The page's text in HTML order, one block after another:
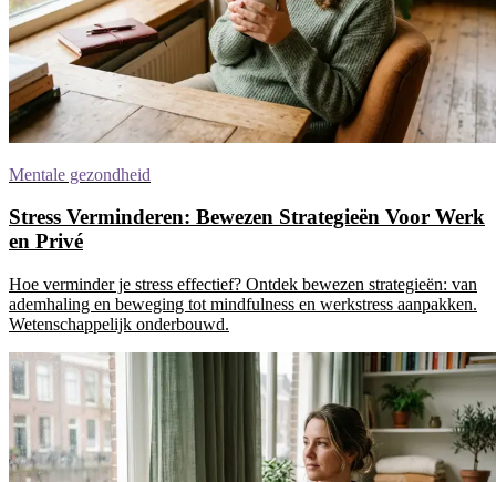
Mentale gezondheid
Stress Verminderen: Bewezen Strategieën Voor Werk
en Privé
Hoe verminder je stress effectief? Ontdek bewezen strategieën: van
ademhaling en beweging tot mindfulness en werkstress aanpakken.
Wetenschappelijk onderbouwd.